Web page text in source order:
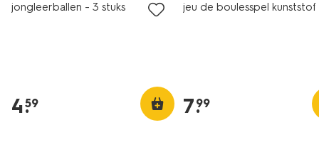
jongleerballen - 3 stuks
4.
59
jeu de boulesspel kunststof
7.
99